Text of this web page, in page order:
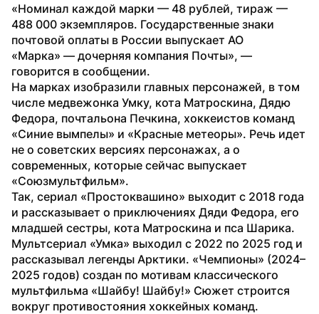
«Номинал каждой марки — 48 рублей, тираж —
488 000 экземпляров. Государственные знаки
почтовой оплаты в России выпускает АО
«Марка» — дочерняя компания Почты», —
говорится в сообщении.
На марках изобразили главных персонажей, в том
числе медвежонка Умку, кота Матроскина, Дядю
Федора, почтальона Печкина, хоккеистов команд
«Синие вымпелы» и «Красные метеоры». Речь идет
не о советских версиях персонажах, а о
современных, которые сейчас выпускает
«Союзмультфильм».
Так, сериал «Простоквашино» выходит с 2018 года
и рассказывает о приключениях Дяди Федора, его
младшей сестры, кота Матроскина и пса Шарика.
Мультсериал «Умка» выходил с 2022 по 2025 год и
рассказывал легенды Арктики. «Чемпионы» (2024–
2025 годов) создан по мотивам классического
мультфильма «Шайбу! Шайбу!» Сюжет строится
вокруг противостояния хоккейных команд.